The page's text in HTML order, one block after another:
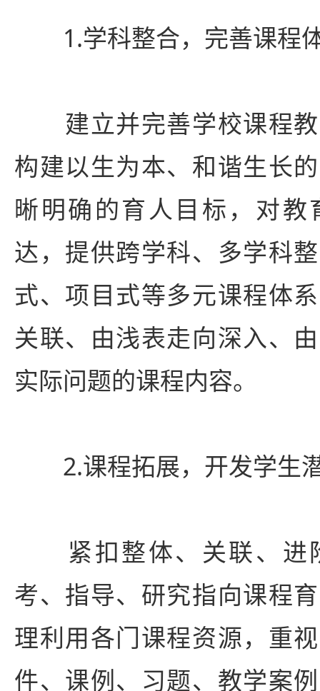
1.学科整合，完善课程
建立并完善学校课程教
构建以生为本、和谐生长
晰明确的育人目标，对教
达，提供跨学科、多学科
式、项目式等多元课程体
关联、由浅表走向深入、
实际问题的课程内容。
2.课程拓展，开发学生
紧扣整体、关联、进
考、指导、研究指向课程
理利用各门课程资源，重
件、课例、习题、教学案